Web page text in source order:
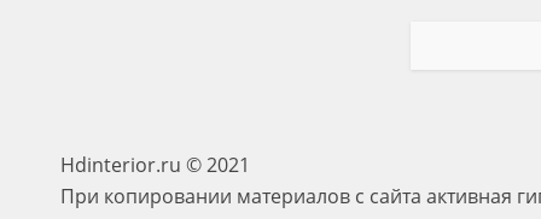
Hdinterior.ru © 2021
При копировании материалов с сайта активная